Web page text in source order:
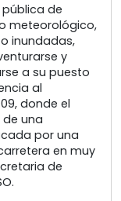
de
meteorológico,
inundadas,
y
a su puesto
al
donde el
una
por una
en muy
de